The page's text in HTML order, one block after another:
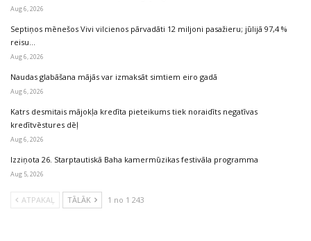
Aug 6, 2026
Septiņos mēnešos Vivi vilcienos pārvadāti 12 miljoni pasažieru; jūlijā 97,4 %
reisu…
Aug 6, 2026
Naudas glabāšana mājās var izmaksāt simtiem eiro gadā
Aug 6, 2026
Katrs desmitais mājokļa kredīta pieteikums tiek noraidīts negatīvas
kredītvēstures dēļ
Aug 6, 2026
Izziņota 26. Starptautiskā Baha kamermūzikas festivāla programma
Aug 5, 2026
ATPAKAĻ TĀLĀK 1 no 1 243